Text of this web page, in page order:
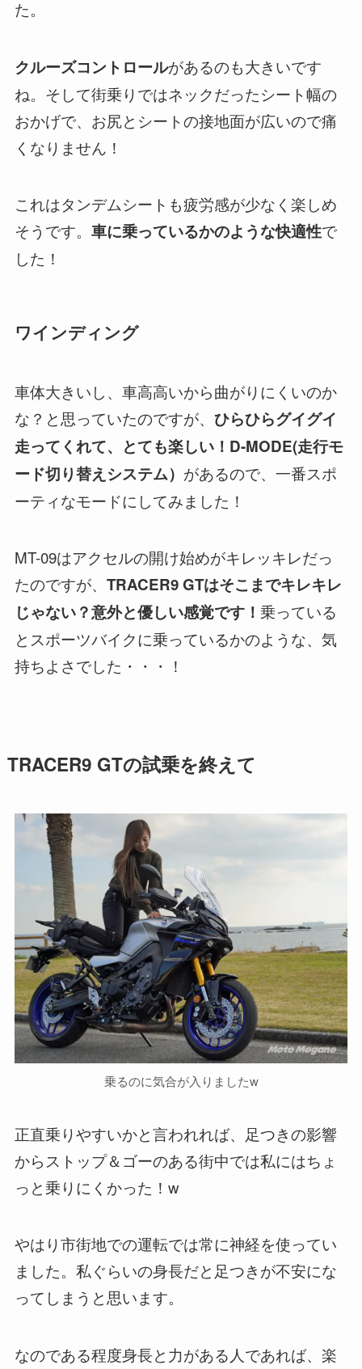
た。
クルーズコントロールがあるのも大きいです
ね。そして街乗りではネックだったシート幅の
おかげで、お尻とシートの接地面が広いので痛
くなりません！
これはタンデムシートも疲労感が少なく楽しめ
そうです。 車に乗っているかのような快適性で
した！
ワインディング
車体大きいし、車高高いから曲がりにくいのか
な？と思っていたのですが、 ひらひらグイグイ
走ってくれて、とても楽しい！D-MODE(走行モ
ード切り替えシステム） があるので、一番スポ
ーティなモードにしてみました！
MT-09はアクセルの開け始めがキレッキレだっ
たのですが、 TRACER9 GTはそこまでキレキレ
じゃない？意外と優しい感覚です！ 乗っている
とスポーツバイクに乗っているかのような、気
持ちよさでした・・・！
TRACER9 GTの試乗を終えて
乗るのに気合が入りましたw
正直乗りやすいかと言われれば、足つきの影響
からストップ＆ゴーのある街中では私にはちょ
っと乗りにくかった！w
やはり市街地での運転では常に神経を使ってい
ました。私ぐらいの身長だと足つきが不安にな
ってしまうと思います。
なのである程度身長と力がある人であれば、楽